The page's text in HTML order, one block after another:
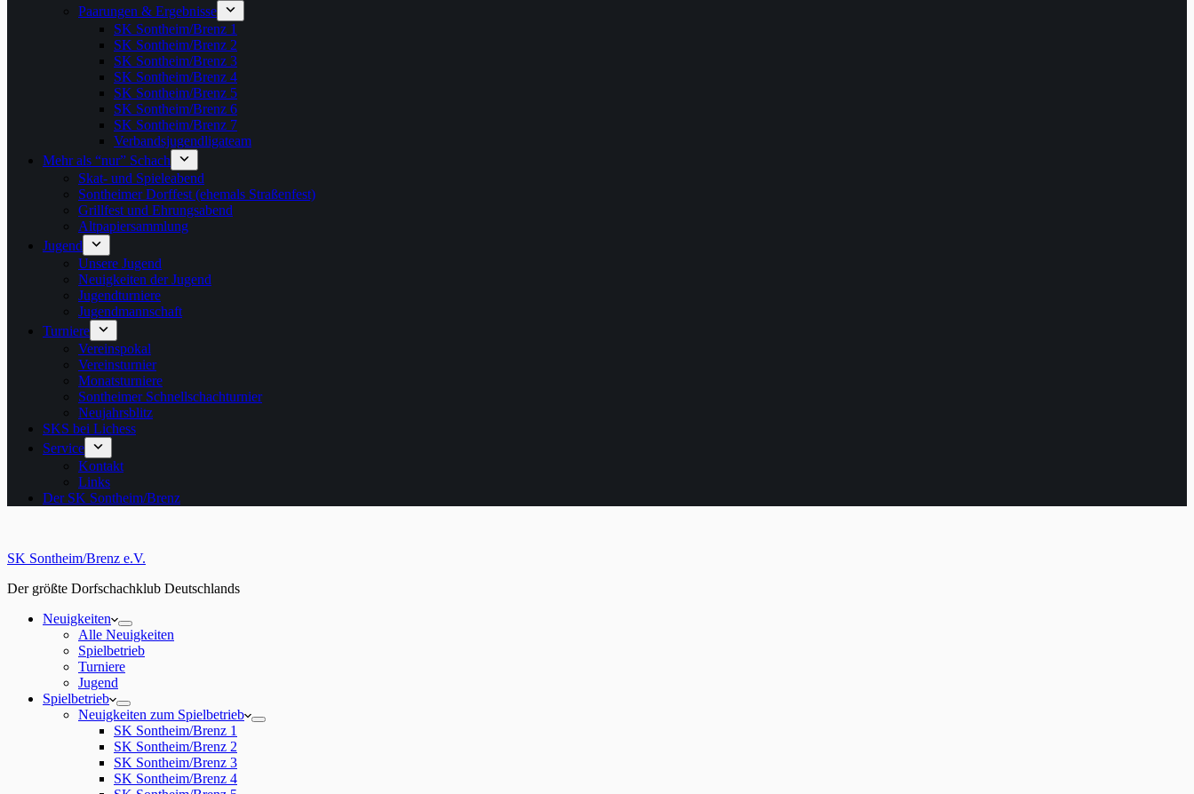
Paarungen & Ergebnisse
SK Sontheim/Brenz 1
SK Sontheim/Brenz 2
SK Sontheim/Brenz 3
SK Sontheim/Brenz 4
SK Sontheim/Brenz 5
SK Sontheim/Brenz 6
SK Sontheim/Brenz 7
Verbandsjugendligateam
Mehr als “nur” Schach
Skat- und Spieleabend
Sontheimer Dorffest (ehemals Straßenfest)
Grillfest und Ehrungsabend
Altpapiersammlung
Jugend
Unsere Jugend
Neuigkeiten der Jugend
Jugendturniere
Jugendmannschaft
Turniere
Vereinspokal
Vereinsturnier
Monatsturniere
Sontheimer Schnellschachturnier
Neujahrsblitz
SKS bei Lichess
Service
Kontakt
Links
Der SK Sontheim/Brenz
SK Sontheim/Brenz e.V.
Der größte Dorfschachklub Deutschlands
Neuigkeiten
Alle Neuigkeiten
Spielbetrieb
Turniere
Jugend
Spielbetrieb
Neuigkeiten zum Spielbetrieb
SK Sontheim/Brenz 1
SK Sontheim/Brenz 2
SK Sontheim/Brenz 3
SK Sontheim/Brenz 4